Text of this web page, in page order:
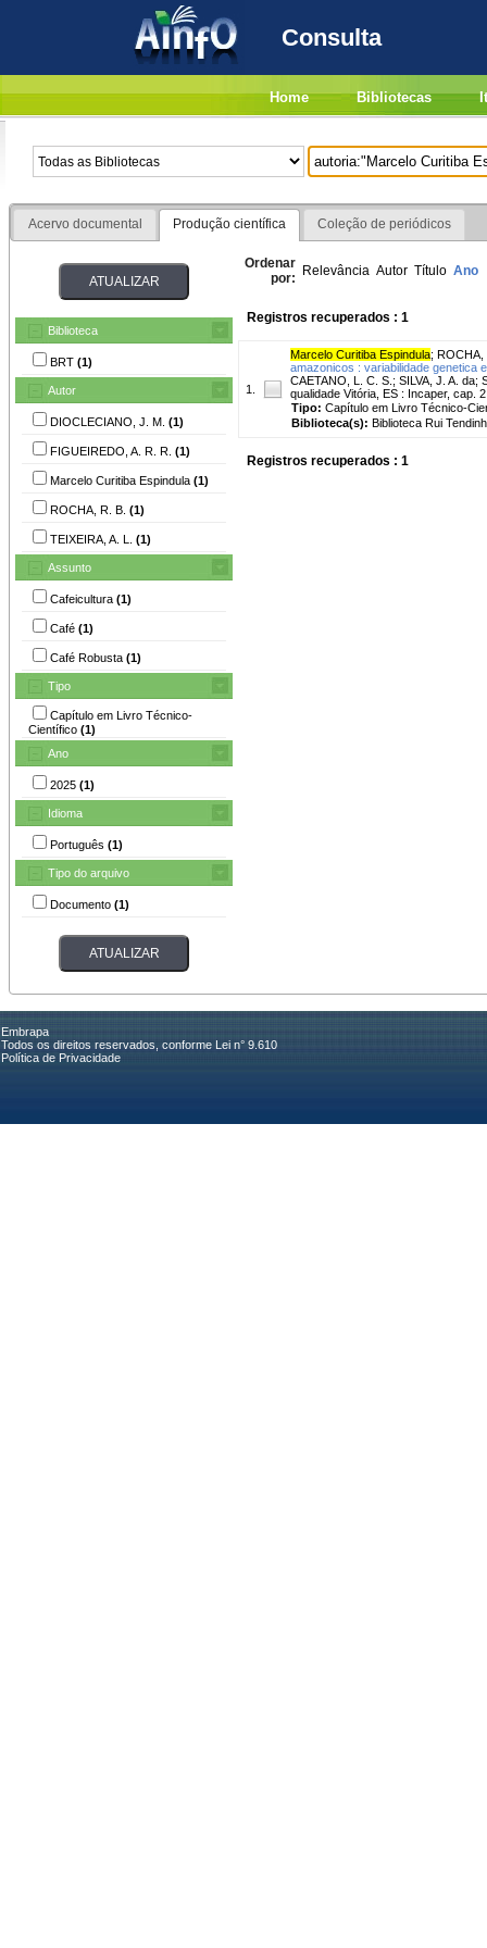
Consulta
Home Bibliotecas
Acervo documental Produção científica Coleção de periódicos
Biblioteca
BRT (1)
Autor
DIOCLECIANO, J. M. (1)
FIGUEIREDO, A. R. R. (1)
Marcelo Curitiba Espindula (1)
ROCHA, R. B. (1)
TEIXEIRA, A. L. (1)
Assunto
Cafeicultura (1)
Café (1)
Café Robusta (1)
Tipo
Capítulo em Livro Técnico-
Científico (1)
Ano
2025 (1)
Idioma
Português (1)
Tipo do arquivo
Documento (1)
Ordenar
por: Relevância Autor Título Ano
Registros recuperados : 1
1.
Marcelo Curitiba Espindula; ROCHA,
amazonicos : variabilidade genetica
CAETANO, L. C. S.; SILVA, J. A.
qualidade Vitória, ES : Incaper, cap.
Tipo: Capítulo em Livro Técnico-
Biblioteca(s): Biblioteca Rui
Registros recuperados : 1
Embrapa
Todos os direitos reservados, conforme Lei n° 9.610
Política de Privacidade